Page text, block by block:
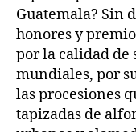
Guatemala? Sin
honores y
por la calidad de
mundiales, por
las procesiones
tapizadas de